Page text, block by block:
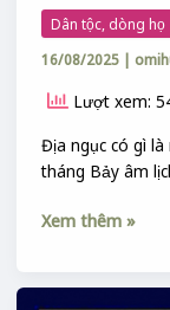
Dân tộc, dòng họ
16/08/2025 |
Lượt xem:
Địa ngục có gì
tháng Bảy âm
Xem thêm »